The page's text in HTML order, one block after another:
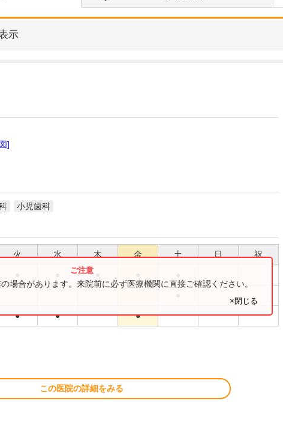
示
]
小児歯科
火 水 木 金 土 日 祝
● ● ●
場合があります。来院前に必ず医療機関に直接ご確認ください。
×閉じる
この医院の詳細をみる
糖尿病治療では、生活習
慣の改善に向けて食事・